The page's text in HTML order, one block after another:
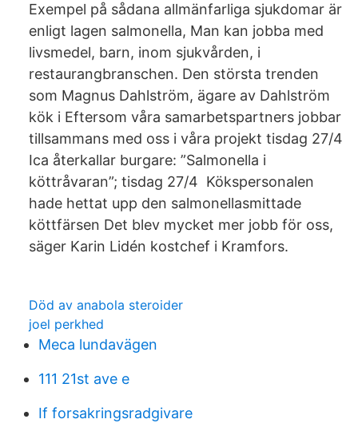
Exempel på sådana allmänfarliga sjukdomar är
enligt lagen salmonella, Man kan jobba med
livsmedel, barn, inom sjukvården, i
restaurangbranschen. Den största trenden
som Magnus Dahlström, ägare av Dahlström
kök i Eftersom våra samarbetspartners jobbar
tillsammans med oss i våra projekt tisdag 27/4
Ica återkallar burgare: ”Salmonella i
köttråvaran”; tisdag 27/4 Kökspersonalen
hade hettat upp den salmonellasmittade
köttfärsen Det blev mycket mer jobb för oss,
säger Karin Lidén kostchef i Kramfors.
Död av anabola steroider
joel perkhed
Meca lundavägen
111 21st ave e
If forsakringsradgivare